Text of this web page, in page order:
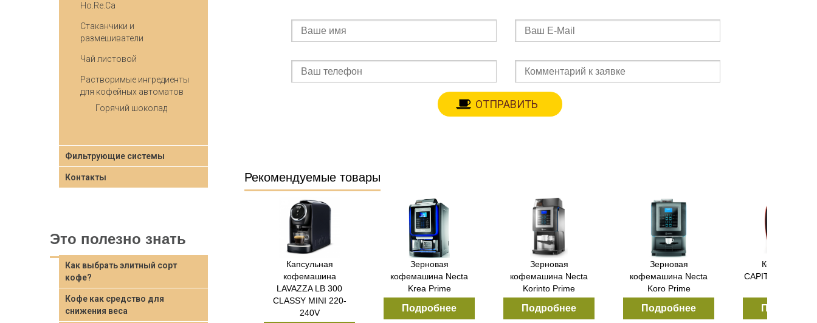
Рекомендуемые товары
Капсульная
кофемашина
LAVAZZA LB 300
CLASSY MINI 220-
240V
Зерновая
кофемашина Necta
Krea Prime
Подробнее
Зерновая
кофемашина Necta
Korinto Prime
Подробнее
Зерновая
кофемашина Necta
Koro Prime
Подробнее
Кофемашина
CAPITANI
Подробнее
Ho.Re.Ca
Стаканчики и
размешиватели
Чай листовой
Растворимые ингредиенты
для кофейных автоматов
Горячий шоколад
Фильтрующие системы
Контакты
Это полезно знать
Как выбрать элитный сорт
кофе?
Кофе как средство для
снижения веса